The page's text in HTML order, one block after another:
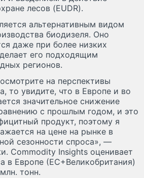
лесов (EUDR).
альтернативным видом
биодизеля. Оно
даже при более низких
его подходящим
регионов.
на перспективы
то увидите, что в Европе и во
значительное снижение
с прошлым годом, и это
продукт, поэтому я
на цене на рынке в
сезонности спроса», —
Commodity Insights оценивает
в Европе (ЕС+Великобритания)
тонн.